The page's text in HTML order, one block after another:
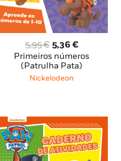
5,95€ O
preço
original
era:
5,36 €O
preço
atual
Primeiros números
(Patrulha Pata)
Nickelodeon